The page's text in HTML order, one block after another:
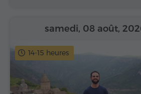
14-15 heures
samedi, 08 août,